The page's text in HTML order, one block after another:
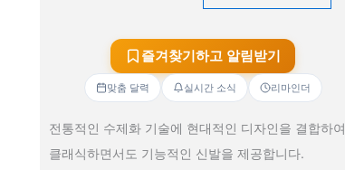
즐겨찾기하고 알림받기
맞춤 달력 실시간 소식 리마인더
전통적인 수제화 기술에 현대적인 디자인을 결합하여
클래식하면서도 기능적인 신발을 제공합니다.